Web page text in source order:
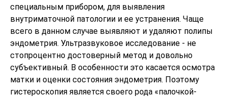
специальным прибором, для выявления
внутриматочной патологии и ее устранения. Чаще
всего в данном случае выявляют и удаляют полипы
эндометрия. Ультразвуковое исследование - не
стопроцентно достоверный метод и довольно
субъективный. В особенности это касается осмотра
матки и оценки состояния эндометрия. Поэтому
гистероскопия является своего рода «палочкой-